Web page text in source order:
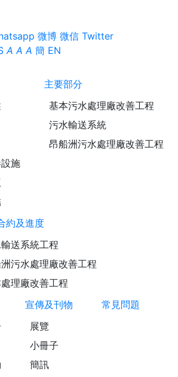
微博 微信 Twitter
A A A 簡 EN
施
主要部分
基本污水處理廠改善工程
污水輸送系統
昂船洲污水處理廠改善工程
約及進度
送系統工程
污水處理廠改善工程
理廠改善工程
宣傳及刊物
展覽
小冊子
簡訊
常見問題